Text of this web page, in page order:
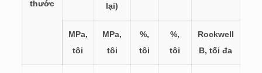
thước
lại)
MPa,
tôi
MPa,
tôi
%,
tôi
%,
tôi
Rockwell
B, tối đa